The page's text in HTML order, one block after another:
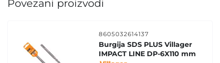
Povezani proizvodi
8605032614137
Burgija SDS PLUS Villager
IMPACT LINE DP-6X110 mm